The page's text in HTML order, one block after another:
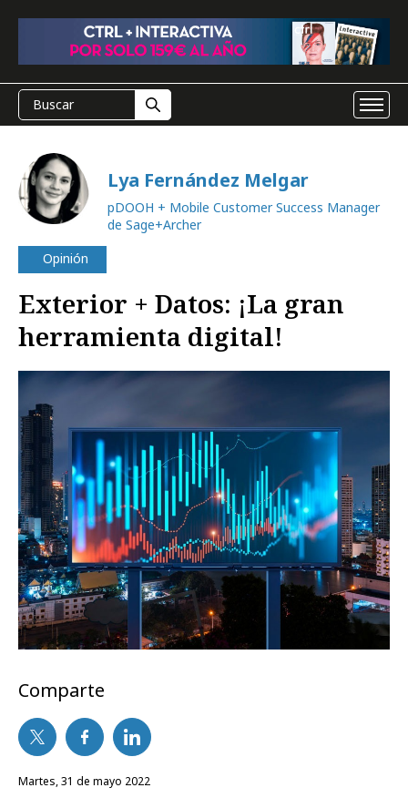
Lya Fernández Melgar
pDOOH + Mobile Customer Success Manager
de Sage+Archer
Opinión
Exterior + Datos: ¡La gran
herramienta digital!
Comparte
martes, 31 de mayo 2022